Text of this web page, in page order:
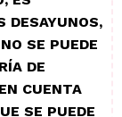
DESAYUNOS,
SE PUEDE
DE
CUENTA
SE PUEDE